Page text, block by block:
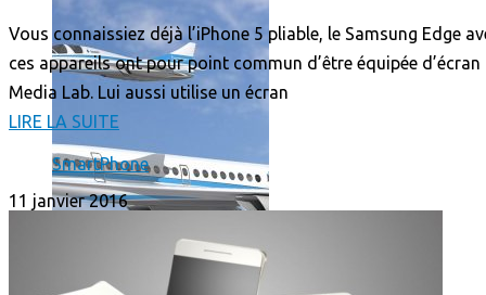
Vous connaissiez déjà l’iPhone 5 pliable, le Samsung Edge
ces appareils ont pour point commun d’être équipée
Media Lab. Lui aussi utilise un écran
LIRE LA SUITE
SmartPhone
11 janvier 2016